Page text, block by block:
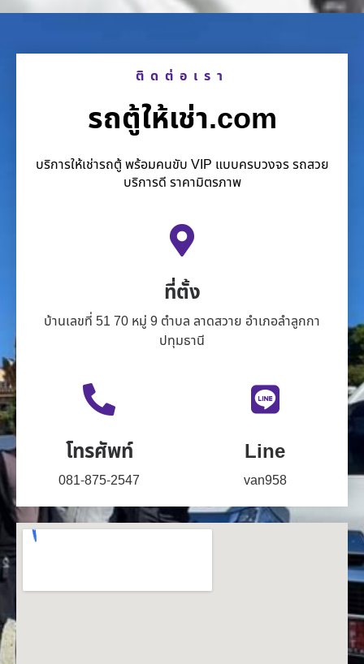
ติดต่อเรา
รถตู้ให้เช่า.com
บริการให้เช่ารถตู้ พร้อมคนขับ VIP แบบครบวงจร รถสวย
บริการดี ราคามิตรภาพ
ที่ตั้ง
บ้านเลขที่ 51 70 หมู่ 9 ตำบล ลาดสวาย อำเภอลำลูกกา
ปทุมธานี
โทรศัพท์
081-875-2547
Line
van958